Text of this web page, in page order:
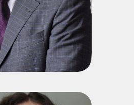
Currículo Lattes